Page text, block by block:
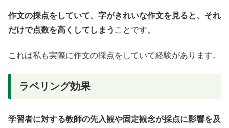
作文の採点をしていて、字がきれいな作文を見ると、それ
だけで点数を高くしてしまう ことです。
これは私も実際に作文の採点をしていて経験があります。
ラベリング効果
学習者に対する教師の先入観や固定観念が採点に影響を及